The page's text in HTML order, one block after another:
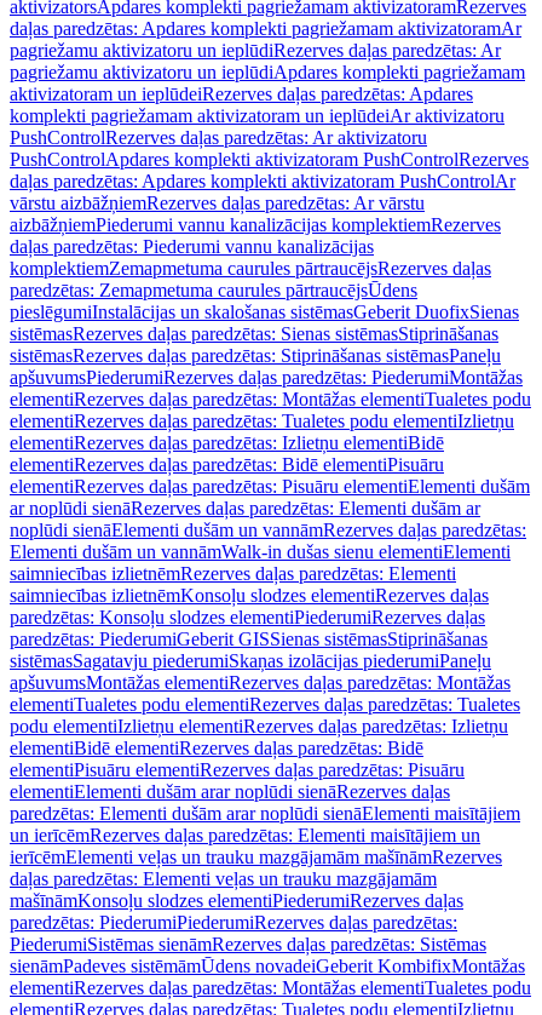
aktivizatorsApdares komplekti pagriežamam aktivizatoramRezerves
daļas paredzētas: Apdares komplekti pagriežamam aktivizatoramAr
pagriežamu aktivizatoru un ieplūdiRezerves daļas paredzētas: Ar
pagriežamu aktivizatoru un ieplūdiApdares komplekti pagriežamam
aktivizatoram un ieplūdeiRezerves daļas paredzētas: Apdares
komplekti pagriežamam aktivizatoram un ieplūdeiAr aktivizatoru
PushControlRezerves daļas paredzētas: Ar aktivizatoru
PushControlApdares komplekti aktivizatoram PushControlRezerves
daļas paredzētas: Apdares komplekti aktivizatoram PushControlAr
vārstu aizbāžņiemRezerves daļas paredzētas: Ar vārstu
aizbāžņiemPiederumi vannu kanalizācijas komplektiemRezerves
daļas paredzētas: Piederumi vannu kanalizācijas
komplektiemZemapmetuma caurules pārtraucējsRezerves daļas
paredzētas: Zemapmetuma caurules pārtraucējsŪdens
pieslēgumiInstalācijas un skalošanas sistēmasGeberit DuofixSienas
sistēmasRezerves daļas paredzētas: Sienas sistēmasStiprināšanas
sistēmasRezerves daļas paredzētas: Stiprināšanas sistēmasPaneļu
apšuvumsPiederumiRezerves daļas paredzētas: PiederumiMontāžas
elementiRezerves daļas paredzētas: Montāžas elementiTualetes podu
elementiRezerves daļas paredzētas: Tualetes podu elementiIzlietņu
elementiRezerves daļas paredzētas: Izlietņu elementiBidē
elementiRezerves daļas paredzētas: Bidē elementiPisuāru
elementiRezerves daļas paredzētas: Pisuāru elementiElementi dušām
ar noplūdi sienāRezerves daļas paredzētas: Elementi dušām ar
noplūdi sienāElementi dušām un vannāmRezerves daļas paredzētas:
Elementi dušām un vannāmWalk-in dušas sienu elementiElementi
saimniecības izlietnēmRezerves daļas paredzētas: Elementi
saimniecības izlietnēmKonsoļu slodzes elementiRezerves daļas
paredzētas: Konsoļu slodzes elementiPiederumiRezerves daļas
paredzētas: PiederumiGeberit GISSienas sistēmasStiprināšanas
sistēmasSagatavju piederumiSkaņas izolācijas piederumiPaneļu
apšuvumsMontāžas elementiRezerves daļas paredzētas: Montāžas
elementiTualetes podu elementiRezerves daļas paredzētas: Tualetes
podu elementiIzlietņu elementiRezerves daļas paredzētas: Izlietņu
elementiBidē elementiRezerves daļas paredzētas: Bidē
elementiPisuāru elementiRezerves daļas paredzētas: Pisuāru
elementiElementi dušām arar noplūdi sienāRezerves daļas
paredzētas: Elementi dušām arar noplūdi sienāElementi maisītājiem
un ierīcēmRezerves daļas paredzētas: Elementi maisītājiem un
ierīcēmElementi veļas un trauku mazgājamām mašīnāmRezerves
daļas paredzētas: Elementi veļas un trauku mazgājamām
mašīnāmKonsoļu slodzes elementiPiederumiRezerves daļas
paredzētas: PiederumiPiederumiRezerves daļas paredzētas:
PiederumiSistēmas sienāmRezerves daļas paredzētas: Sistēmas
sienāmPadeves sistēmāmŪdens novadeiGeberit KombifixMontāžas
elementiRezerves daļas paredzētas: Montāžas elementiTualetes podu
elementiRezerves daļas paredzētas: Tualetes podu elementiIzlietņu